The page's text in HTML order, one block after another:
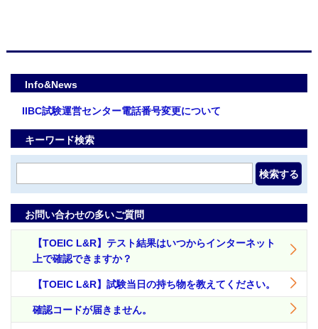
Info&News
IIBC試験運営センター電話番号変更について
キーワード検索
検索する
お問い合わせの多いご質問
【TOEIC L&R】テスト結果はいつからインターネット
上で確認できますか？
【TOEIC L&R】試験当日の持ち物を教えてください。
確認コードが届きません。